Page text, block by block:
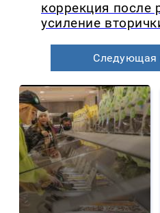
коррекция после
усиление
Следующая